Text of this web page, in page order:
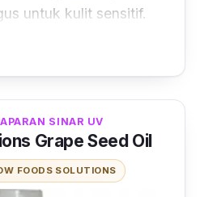
untuk kulit sensitif.
SINAR UV
Grape Seed Oil
FOODS SOLUTIONS